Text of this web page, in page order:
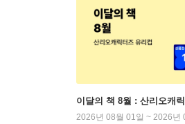
이달의 책 8월 : 산리오캐
2026년 08월 01일 ~ 2026년